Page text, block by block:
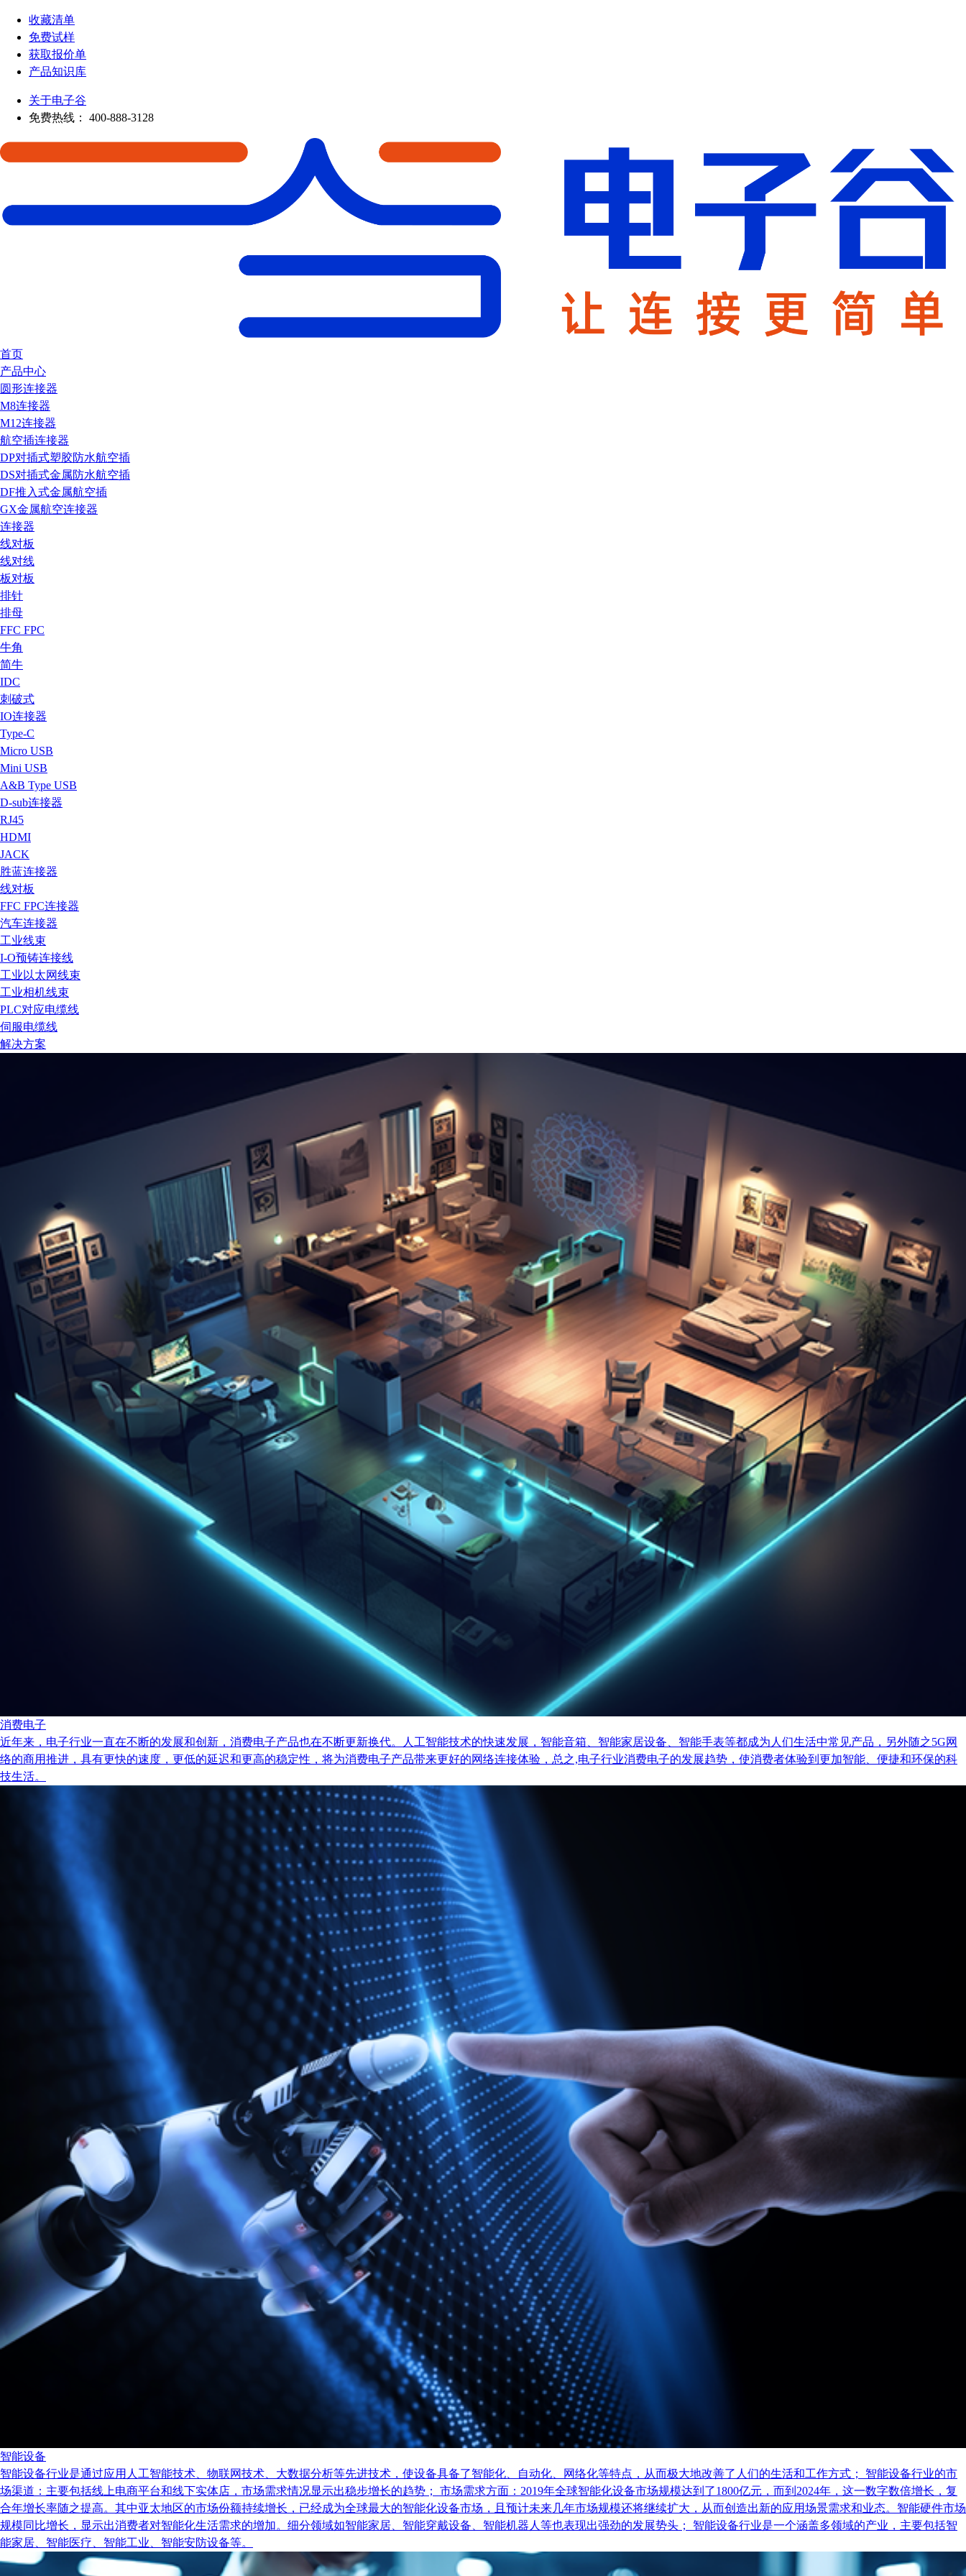
收藏清单
免费试样
获取报价单
产品知识库
关于电子谷
免费热线：
400-888-3128
首页
产品中心
圆形连接器
M8连接器
M12连接器
航空插连接器
DP对插式塑胶防水航空插
DS对插式金属防水航空插
DF推入式金属航空插
GX金属航空连接器
连接器
线对板
线对线
板对板
排针
排母
FFC FPC
牛角
简牛
IDC
刺破式
IO连接器
Type-C
Micro USB
Mini USB
A&B Type USB
D-sub连接器
RJ45
HDMI
JACK
胜蓝连接器
线对板
FFC FPC连接器
汽车连接器
工业线束
I-O预铸连接线
工业以太网线束
工业相机线束
PLC对应电缆线
伺服电缆线
解决方案
消费电子
近年来，电子行业一直在不断的发展和创新，消费电子产品也在不断更新换代。人工智能技术的快速发展，智能音箱、智能家居设备、智能手表等都成为人们生活中常见产品，另外随之5G网
络的商用推进，具有更快的速度，更低的延迟和更高的稳定性，将为消费电子产品带来更好的网络连接体验，总之,电子行业消费电子的发展趋势，使消费者体验到更加智能、便捷和环保的科
技生活。
智能设备
智能设备行业是通过应用人工智能技术、物联网技术、大数据分析等先进技术，使设备具备了智能化、自动化、网络化等特点，从而极大地改善了人们的生活和工作方式； 智能设备行业的市
场渠道：主要包括线上电商平台和线下实体店，市场需求情况显示出稳步增长的趋势； 市场需求方面：2019年全球智能化设备市场规模达到了1800亿元，而到2024年，这一数字数倍增长，复
合年增长率随之提高。其中亚太地区的市场份额持续增长，已经成为全球最大的智能化设备市场，且预计未来几年市场规模还将继续扩大，从而创造出新的应用场景需求和业态。智能硬件市场
规模同比增长，显示出消费者对智能化生活需求的增加。细分领域如智能家居、智能穿戴设备、智能机器人等也表现出强劲的发展势头； 智能设备行业是一个涵盖多领域的产业，主要包括智
能家居、智能医疗、智能工业、智能安防设备等。